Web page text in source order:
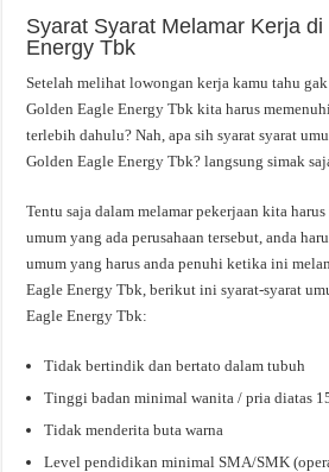
Syarat Syarat Melamar Kerja
Energy Tbk
Setelah melihat lowongan kerja kamu tahu
Golden Eagle Energy Tbk kita harus
terlebih dahulu? Nah, apa sih syarat syarat
Golden Eagle Energy Tbk? langsung simak
Tentu saja dalam melamar pekerjaan kita
umum yang ada perusahaan tersebut, anda
umum yang harus anda penuhi ketika ini
Eagle Energy Tbk, berikut ini syarat-syarat
Eagle Energy Tbk:
Tidak bertindik dan bertato dalam tubuh
Tinggi badan minimal wanita / pria diatas
Tidak menderita buta warna
Level pendidikan minimal SMA/SMK